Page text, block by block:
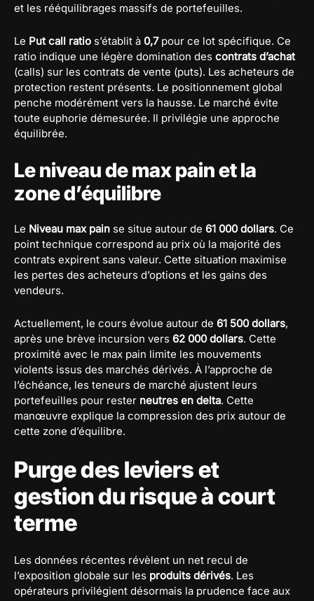
et les rééquilibrages massifs de portefeuilles.
Le Put call ratio s’établit à 0,7pour ce lot spécifique. Ce
ratio indique une légère domination des contrats d’achat
(calls) sur les contrats de vente (puts). Les acheteurs de
protection restent présents. Le positionnement global
penche modérément vers la hausse. Le marché évite
toute euphorie démesurée. Il privilégie une approche
équilibrée.
Le niveau de max pain et la
zone d’équilibre
Le Niveau max pain se situe autour de 61 000 dollars. Ce
point technique correspond au prix où la majorité des
contrats expirent sans valeur. Cette situation maximise
les pertes des acheteurs d’options et les gains des
vendeurs.
Actuellement, le cours évolue autour de 61 500 dollars,
après une brève incursion vers 62 000 dollars. Cette
proximité avec le max pain limite les mouvements
violents issus des marchés dérivés. À l’approche de
l’échéance, les teneurs de marché ajustent leurs
portefeuilles pour rester neutres en delta. Cette
manœuvre explique la compression des prix autour de
cette zone d’équilibre.
Purge des leviers et
gestion du risque à court
terme
Les données récentes révèlent un net recul de
l’exposition globale sur les produits dérivés. Les
opérateurs privilégient désormais la prudence face aux